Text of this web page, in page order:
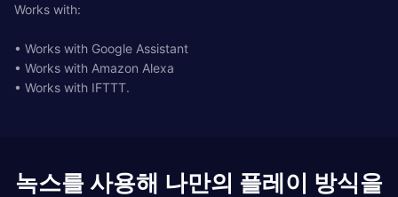
Works with:
• Works with Google Assistant
• Works with Amazon Alexa
• Works with IFTTT.
녹스를 사용해 나만의 플레이 방식을